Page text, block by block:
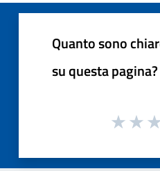
Quanto sono
su questa pagina?